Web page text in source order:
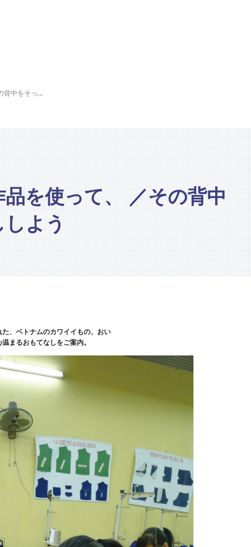
子どもたちの作品を使って、 ／その背中をそっと後押ししよう
を使って、 ／その背中
よう
、ベトナムのカワイイもの、おい
まるおもてなしをご案内。